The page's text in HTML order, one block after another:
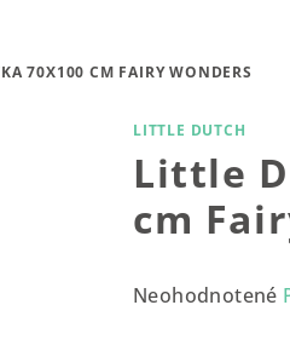
70X100 CM FAIRY WONDERS
LITTLE DUTCH
Little
cm
Priemerné
Neohodnotené